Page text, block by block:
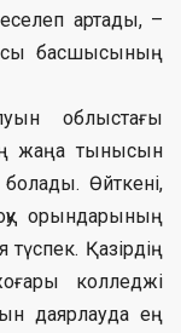
артады, –
басшысының
облыстағы
жаңа тынысын
Өйткені,
орындарының
түспек. Қазірдің
колледжі
даярлауда ең